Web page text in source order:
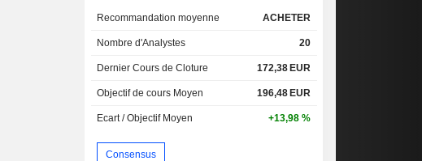
Recommandation moyenne ACHETER
Nombre d'Analystes 20
Dernier Cours de Cloture 172,38 EUR
Objectif de cours Moyen 196,48 EUR
Ecart / Objectif Moyen +13,98 %
Consensus